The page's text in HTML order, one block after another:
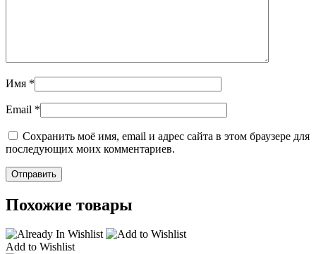
Имя *
Email *
Сохранить моё имя, email и адрес сайта в этом браузере для
последующих моих комментариев.
Похожие товары
Add to Wishlist